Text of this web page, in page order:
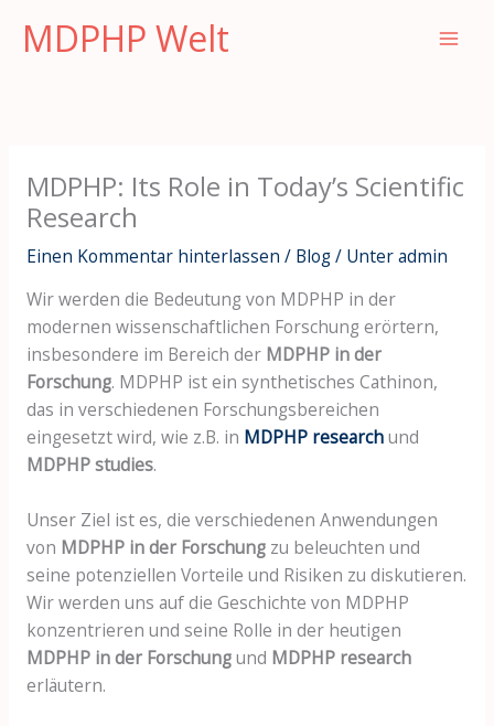
InhaltMDPHP Welt
MDPHP: Its Role in Today’s Scientific
Research
Einen Kommentar hinterlassen / Blog/ Unteradmin
Wir werden die Bedeutung von MDPHP in der
modernen wissenschaftlichen Forschung erörtern,
insbesondere im Bereich der MDPHP in der
Forschung. MDPHP ist ein synthetisches Cathinon,
das in verschiedenen Forschungsbereichen
eingesetzt wird, wie z.B. in MDPHP researchund
MDPHP studies.
Unser Ziel ist es, die verschiedenen Anwendungen
von MDPHP in der Forschungzu beleuchten und
seine potenziellen Vorteile und Risiken zu diskutieren.
Wir werden uns auf die Geschichte von MDPHP
konzentrieren und seine Rolle in der heutigen
MDPHP in der Forschungund MDPHP research
erläutern.